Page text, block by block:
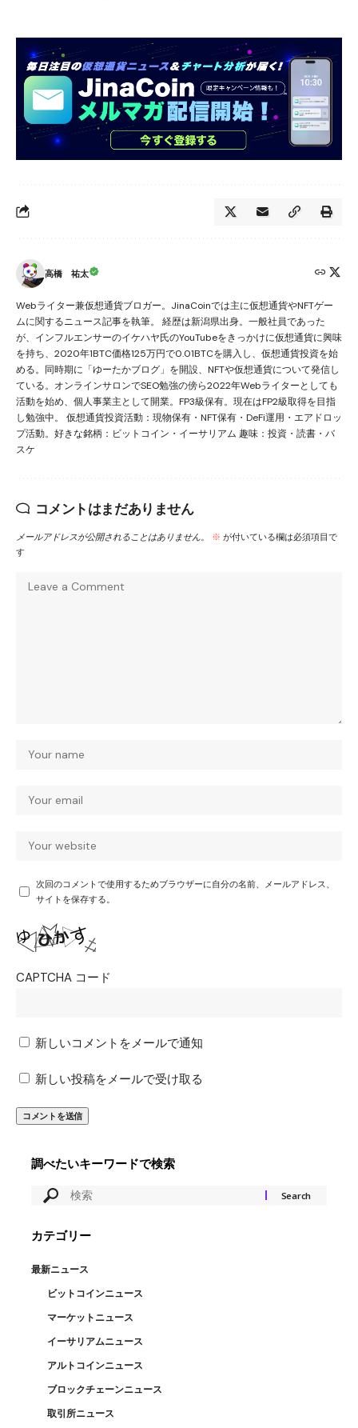
高橋 祐太
Webライター兼仮想通貨ブロガー。JinaCoinでは主に仮想通貨やNFTゲー
ムに関するニュース記事を執筆。 経歴は新潟県出身。一般社員であった
が、インフルエンサーのイケハヤ氏のYouTubeをきっかけに仮想通貨に興味
を持ち、2020年1BTC価格125万円で0.01BTCを購入し、仮想通貨投資を始
める。同時期に「ゆーたかブログ」を開設、NFTや仮想通貨について発信し
ている。オンラインサロンでSEO勉強の傍ら2022年Webライターとしても
活動を始め、個人事業主として開業。FP3級保有。現在はFP2級取得を目指
し勉強中。 仮想通貨投資活動：現物保有・NFT保有・DeFi運用・エアドロッ
プ活動。好きな銘柄：ビットコイン・イーサリアム 趣味：投資・読書・バ
スケ
コメントはまだありません
メールアドレスが公開されることはありません。 ※ が付いている欄は必須項目で
す
次回のコメントで使用するためブラウザーに自分の名前、メールアドレス、
サイトを保存する。
CAPTCHA コード
新しいコメントをメールで通知
新しい投稿をメールで受け取る
調べたいキーワードで検索
カテゴリー
最新ニュース
ビットコインニュース
マーケットニュース
イーサリアムニュース
アルトコインニュース
ブロックチェーンニュース
取引所ニュース